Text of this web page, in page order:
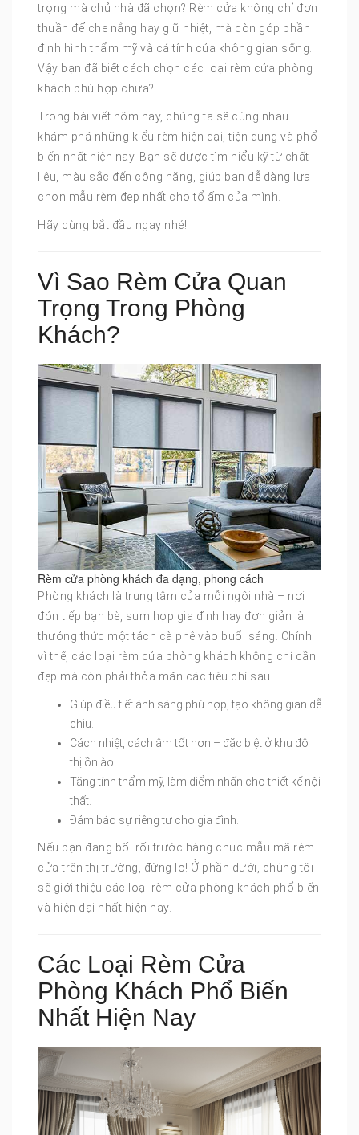
trọng mà chủ nhà đã chọn? Rèm cửa không chỉ đơn
thuần để che nắng hay giữ nhiệt, mà còn góp phần
định hình thẩm mỹ và cá tính của không gian sống.
Vậy bạn đã biết cách chọn các loại rèm cửa phòng
khách phù hợp chưa?
Trong bài viết hôm nay, chúng ta sẽ cùng nhau
khám phá những kiểu rèm hiện đại, tiện dụng và phổ
biến nhất hiện nay. Bạn sẽ được tìm hiểu kỹ từ chất
liệu, màu sắc đến công năng, giúp bạn dễ dàng lựa
chọn mẫu rèm đẹp nhất cho tổ ấm của mình.
Hãy cùng bắt đầu ngay nhé!
Vì Sao Rèm Cửa Quan
Trọng Trong Phòng
Khách?
Rèm cửa phòng khách đa dạng, phong cách
Phòng khách là trung tâm của mỗi ngôi nhà – nơi
đón tiếp bạn bè, sum họp gia đình hay đơn giản là
thưởng thức một tách cà phê vào buổi sáng. Chính
vì thế, các loại rèm cửa phòng khách không chỉ cần
đẹp mà còn phải thỏa mãn các tiêu chí sau:
Giúp điều tiết ánh sáng phù hợp, tạo không gian dễ
chịu.
Cách nhiệt, cách âm tốt hơn – đặc biệt ở khu đô
thị ồn ào.
Tăng tính thẩm mỹ, làm điểm nhấn cho thiết kế nội
thất.
Đảm bảo sự riêng tư cho gia đình.
Nếu bạn đang bối rối trước hàng chục mẫu mã rèm
cửa trên thị trường, đừng lo! Ở phần dưới, chúng tôi
sẽ giới thiệu các loại rèm cửa phòng khách phổ biến
và hiện đại nhất hiện nay.
Các Loại Rèm Cửa
Phòng Khách Phổ Biến
Nhất Hiện Nay